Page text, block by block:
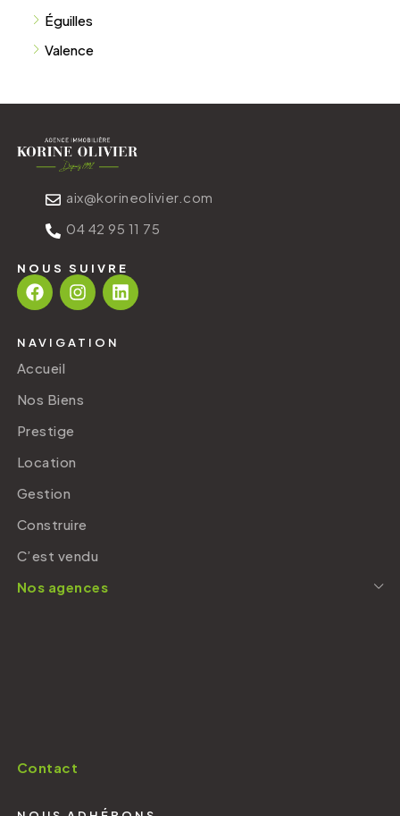
Éguilles
Valence
aix@korineolivier.com
04 42 95 11 75
NOUS SUIVRE
NAVIGATION
Accueil
Nos Biens
Prestige
Location
Gestion
Construire
C’est vendu
Nos agences
Contact